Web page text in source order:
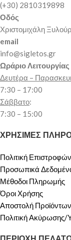
(+30) 2810319898
Οδός
Χριστομιχάλη
email
info@sigletos.gr
Ωράριο Λειτουργίας
Δευτέρα –
7:30 – 17:00
Σάββατο:
7:30 – 15:00
ΧΡΗΣΙΜΕΣ
Πολιτική Επιστροφών
Προσωπικά
Μέθοδοι Πληρωμής
Όροι Χρήσης
Αποστολή Προϊόντων
Πολιτική